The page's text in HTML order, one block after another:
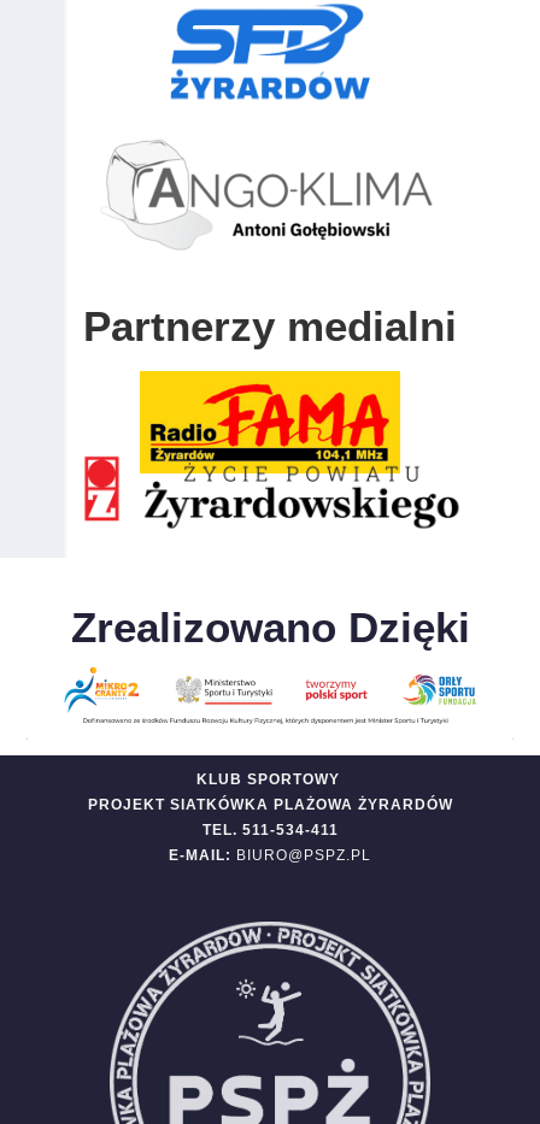
Partnerzy medialni
Zrealizowano Dzięki
KLUB SPORTOWY
PROJEKT SIATKÓWKA PLAŻOWA ŻYRARDÓW
TEL. 511-534-411
E-MAIL: BIURO@PSPZ.PL